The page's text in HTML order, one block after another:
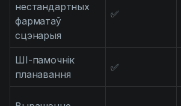
нестандартных
фарматаў
сцэнарыя
✅
ШІ-памочнік
планавання
✅